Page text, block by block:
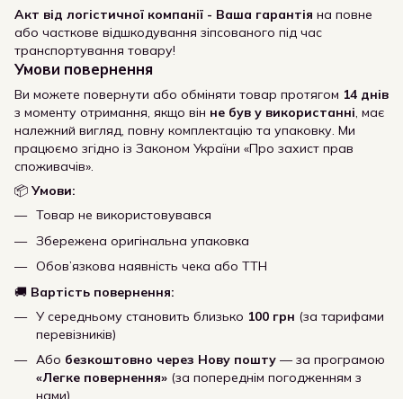
Акт від логістичної компанії - Ваша гарантія на повне
або часткове відшкодування зіпсованого під час
транспортування товару!
Умови повернення
Ви можете повернути або обміняти товар протягом 14 днів
з моменту отримання, якщо він не був у використанні, має
належний вигляд, повну комплектацію та упаковку. Ми
працюємо згідно із Законом України «Про захист прав
споживачів».
📦 Умови:
Товар не використовувався
Збережена оригінальна упаковка
Обов’язкова наявність чека або ТТН
🚚 Вартість повернення:
У середньому становить близько 100 грн (за тарифами
перевізників)
Або безкоштовно через Нову пошту — за програмою
«Легке повернення» (за попереднім погодженням з
нами)